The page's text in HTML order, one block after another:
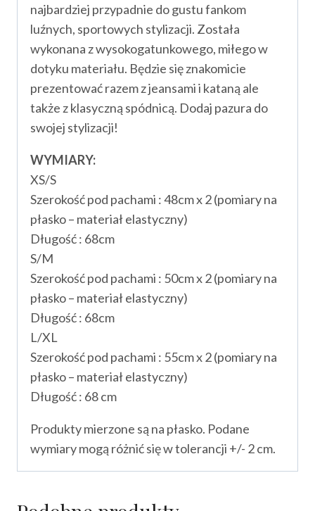
najbardziej przypadnie do gustu fankom
luźnych, sportowych stylizacji. Została
wykonana z wysokogatunkowego, miłego w
dotyku materiału. Będzie się znakomicie
prezentować razem z jeansami i kataną ale
także z klasyczną spódnicą. Dodaj pazura do
swojej stylizacji!
WYMIARY:
XS/S
Szerokość pod pachami : 48cm x 2 (pomiary na
płasko – materiał elastyczny)
Długość : 68cm
S/M
Szerokość pod pachami : 50cm x 2 (pomiary na
płasko – materiał elastyczny)
Długość : 68cm
L/XL
Szerokość pod pachami : 55cm x 2 (pomiary na
płasko – materiał elastyczny)
Długość : 68 cm
Produkty mierzone są na płasko. Podane
wymiary mogą różnić się w tolerancji +/- 2 cm.